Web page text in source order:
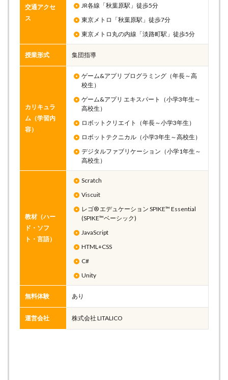
交通アクセ
ス
JR各線「秋葉原駅」徒歩5分
東京メトロ「秋葉原駅」徒歩7分
東京メトロ丸の内線「淡路町駅」徒歩5分
授業形式 集団指導
カリキュラ
ム（学習内
容）
ゲーム&アプリ プログラミング（年長～高
校生）
ゲーム&アプリ エキスパート（小学3年生～
高校生）
ロボットクリエイト（年長～小学3年生）
ロボットテクニカル（小学3年生～高校生）
デジタルファブリケーション（小学1年生～
高校生）
教材（ハー
ド・ソフ
ト・言語）
Scratch
Viscuit
レゴ® エデュケーション SPIKE™ Essential
(SPIKE™ベーシック)
JavaScript
HTML+CSS
C#
Unity
無料体験 あり
運営会社 株式会社 LITALICO